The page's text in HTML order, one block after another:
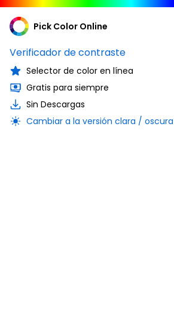
Pick Color Online
Verificador de contraste
Selector de color en línea
Gratis para siempre
Sin Descargas
Cambiar a la versión clara / oscura